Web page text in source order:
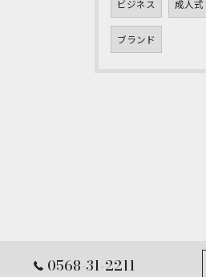
ビジネス 成人式
ブランド
0568-31-2211